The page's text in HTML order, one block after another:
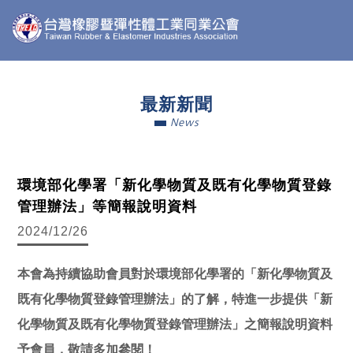
最新新聞
News
環境部化學署「新化學物質及既有化學物質登錄
管理辦法」等簡報說明資料
2024/12/26
本會為持續協助會員對於環境部化學署的「新化學物質及
既有化學物質登錄管理辦法」的了解，特進一步提供「新
化學物質及既有化學物質登錄管理辦法」之簡報說明資料
予會員，敬請多加參閱！